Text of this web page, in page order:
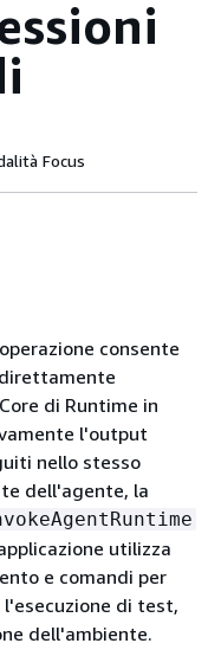
Focus
operazione consente
di Runtime in
l'output
nello stesso
dell'agente, la
utilizza
e comandi per
di test,
dell'ambiente.